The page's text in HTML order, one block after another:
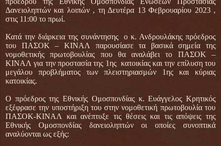
Δανειοληπτών και λοιπών , τη Δευτέρα 13 Φεβρουαρίου 2023 ,
στις 11:00 το πρωί.
Κατά την διάρκεια της συνάντησης ο κ. Ανδρουλάκης πρόεδρος
του ΠΑΣΟΚ – ΚΙΝΑΛ παρουσίασε τα βασικά σημεία της
νομοθετικής πρωτοβουλίας που θα αναλάβει το ΠΑΣΟΚ –
ΚΙΝΑΛ για την προστασία της 1ης κατοικίας και την επίλυση του
μεγάλου προβλήματος των πλειστηριασμών 1ης και κύριας
κατοικίας.
Ο πρόεδρος της Εθνικής Ομοσπονδίας κ. Ευάγγελος Κρητικός
εξέφρασε την υποστήριξη του στην νομοθετική πρωτοβουλία του
ΠΑΣΟΚ-ΚΙΝΑΛ και ανέπτυξε τις θέσεις και τις απόψεις της
Εθνικής Ομοσπονδίας δανειοληπτών οι οποίες συνοπτικά
αναλύονται ως εξής: